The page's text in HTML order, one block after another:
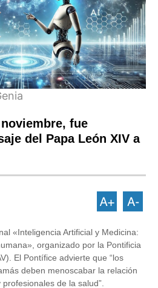
fue
del Papa León XIV a
«Inteligencia Artificial y Medicina:
organizado por la Pontificia
El Pontífice advierte que “los
deben menoscabar la relación
de la salud”.